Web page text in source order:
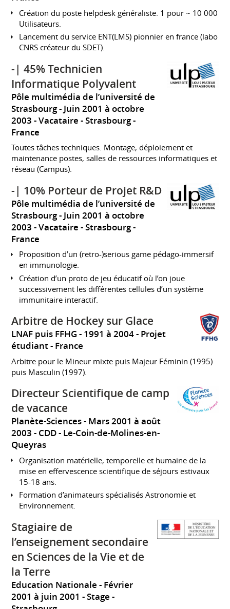
Création du poste helpdesk généraliste. 1 pour ~ 10 000
Utilisateurs.
Lancement du service ENT(LMS) pionnier en france (labo
CNRS créateur du SDET).
-| 45% Technicien
Informatique Polyvalent
Pôle multimédia de l’université de
Strasbourg
Juin 2001 à octobre
2003 Vacataire
Strasbourg
France
Toutes tâches techniques. Montage, déploiement et
maintenance postes, salles de ressources informatiques et
réseau (Campus).
-| 10% Porteur de Projet R&D
Pôle multimédia de l’université de
Strasbourg
Juin 2001 à octobre
2003 Vacataire
Strasbourg
France
Proposition d’un (retro-)serious game pédago-immersif
en immunologie.
Création d’un proto de jeu éducatif où l’on joue
successivement les différentes cellules d’un système
immunitaire interactif.
Arbitre de Hockey sur Glace
LNAF puis FFHG 1991 à 2004 Projet
étudiant
France
Arbitre pour le Mineur mixte puis Majeur Féminin (1995)
puis Masculin (1997).
Directeur Scientifique de camp
de vacance
Planète-Sciences
Mars 2001 à août
2003 CDD
Le-Coin-de-Molines-en-
Queyras
Organisation matérielle, temporelle et humaine de la
mise en effervescence scientifique de séjours estivaux
15-18 ans.
Formation d’animateurs spécialisés Astronomie et
Environnement.
Stagiaire de
l’enseignement secondaire
en Sciences de la Vie et de
la Terre
Education Nationale
Février
2001 à juin 2001 Stage